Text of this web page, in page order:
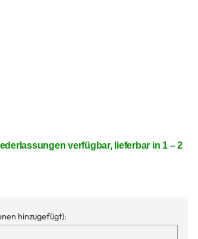
verfügbar, lieferbar in 1 – 2
hinzugefügt):